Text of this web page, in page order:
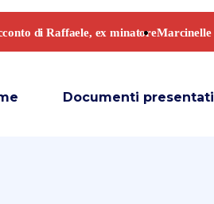
Documenti presentati